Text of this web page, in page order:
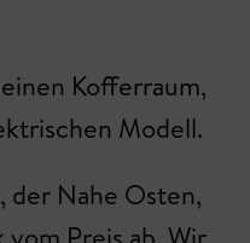
Kofferraum,
Modell.
der Nahe Osten,